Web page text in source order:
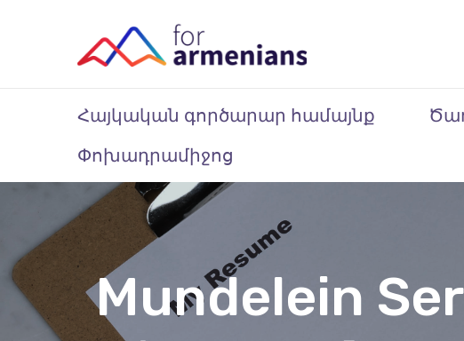
Հայկական գործարար համայնք
Փոխադրամիջոց
Mundelein